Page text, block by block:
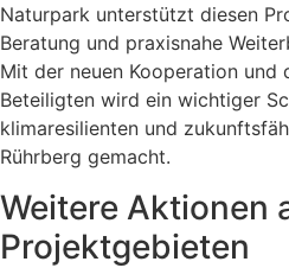
Naturpark unterstützt diesen
Beratung und praxisnahe
Mit der neuen Kooperation und
Beteiligten wird ein wichtiger
klimaresilienten und
Rührberg gemacht.
Weitere Aktionen
Projektgebieten